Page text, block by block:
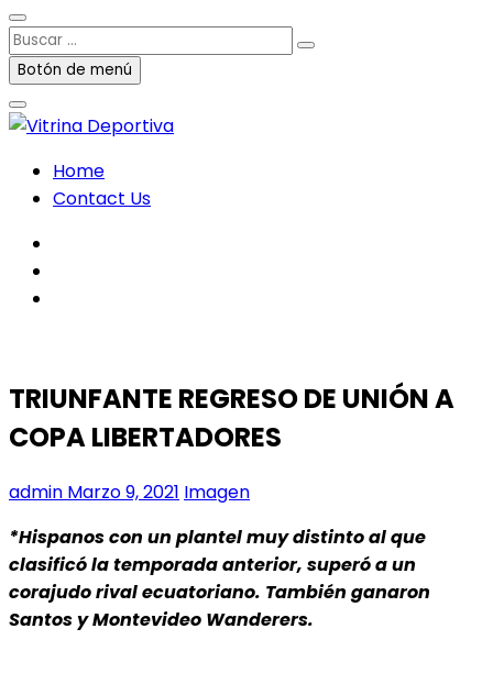
Buscar
…Botón de menú
Home
Contact Us
TRIUNFANTE REGRESO DE UNIÓN A
COPA LIBERTADORES
admin Marzo 9, 2021 Imagen
*Hispanos con un plantel muy distinto al que
clasificó la temporada anterior, superó a un
corajudo rival ecuatoriano. También ganaron
Santos y Montevideo Wanderers.